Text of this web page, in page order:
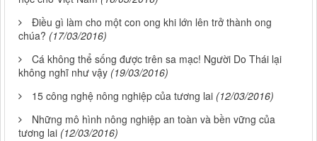
Điều gì làm cho một con ong khi lớn lên trở thành ong
chúa? (17/03/2016)
Cá không thể sống được trên sa mạc! Người Do Thái lại
không nghĩ như vậy (19/03/2016)
15 công nghệ nông nghiệp của tương lai (12/03/2016)
Những mô hình nông nghiệp an toàn và bền vững của
tương lai (12/03/2016)